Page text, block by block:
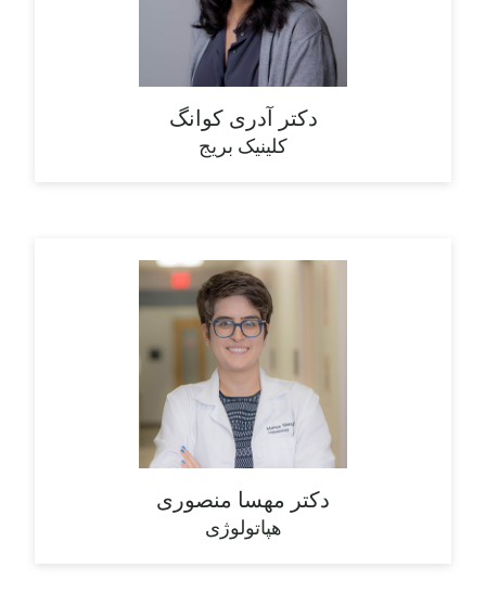
دکتر آدری کوانگ
کلینیک بریج
دکتر مهسا منصوری
هپاتولوژی